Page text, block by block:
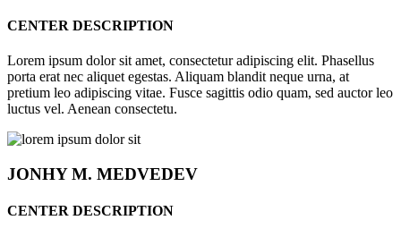
CENTER DESCRIPTION
Lorem ipsum dolor sit amet, consectetur adipiscing elit. Phasellus
porta erat nec aliquet egestas. Aliquam blandit neque urna, at
pretium leo adipiscing vitae. Fusce sagittis odio quam, sed auctor leo
luctus vel. Aenean consectetu.
JONHYM. MEDVEDEV
CENTER DESCRIPTION